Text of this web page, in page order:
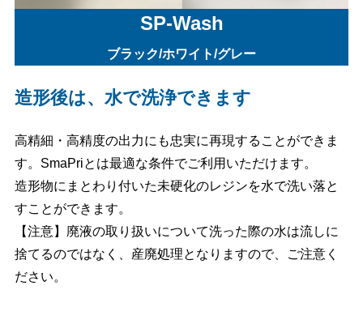
SP-Wash
ブラック/ホワイト/グレー
造形後は、水で洗浄できます
高精細・高精度の出力にも忠実に再現することができま
す。SmaPriとは最適な条件でご利用いただけます。
造形物にまとわり付いた未硬化のレジンを水で洗い落と
すことができます。
【注意】廃液の取り扱いについて洗った際の水は流しに
捨てるのではなく、産廃処理となりますので、ご注意く
ださい。